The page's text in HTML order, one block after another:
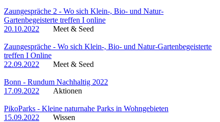
Zaungespräche 2 - Wo sich Klein-, Bio- und Natur-
Gartenbegeisterte treffen I online
20.10.2022
Meet & Seed
Zaungespräche - Wo sich Klein-, Bio- und Natur-Gartenbegeisterte
treffen I Online
22.09.2022
Meet & Seed
Bonn - Rundum Nachhaltig 2022
17.09.2022
Aktionen
PikoParks - Kleine naturnahe Parks in Wohngebieten
15.09.2022
Wissen